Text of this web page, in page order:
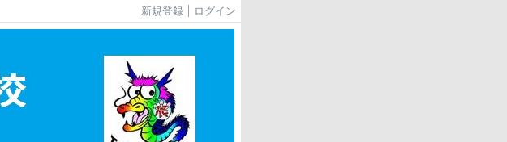
新規登録 ログイン